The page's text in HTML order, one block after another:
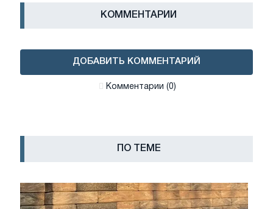
КОММЕНТАРИИ
ДОБАВИТЬ КОММЕНТАРИЙ
Комментарии (0)
ПО ТЕМЕ